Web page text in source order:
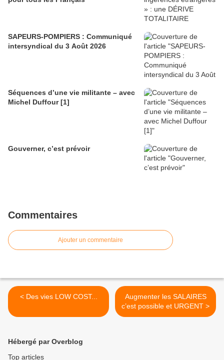
SAPEURS-POMPIERS : Communiqué
intersyndical du 3 Août 2026
Séquences d’une vie militante – avec
Michel Duffour [1]
Gouverner, c’est prévoir
Commentaires
Ajouter un commentaire
< Des vies LOW COST...
Augmenter les SALAIRES
c’est possible et URGENT >
Hébergé par Overblog
Top articles